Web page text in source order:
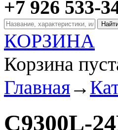
+7 926 533-
КОРЗИНА
Корзина
Главная→
C9300L-